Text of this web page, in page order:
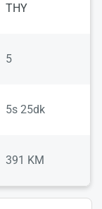
THY
5
5s 25dk
391 KM